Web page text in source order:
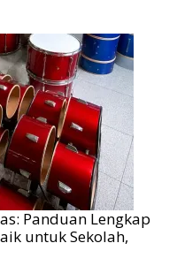
Panduan Lengkap
untuk Sekolah,